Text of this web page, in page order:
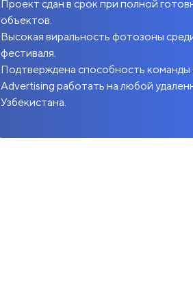
Проект сдан в срок при полной
объектов.
Высокая виральность фотозоны
фестиваля.
Подтверждена способность команды
Advertising работать на любой
Узбекистана.